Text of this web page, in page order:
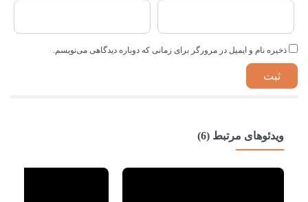
ذخیره نام و ایمیل در مرورگر برای زمانی که دوباره دیدگاهی می‌نویسم.
ویدئوهای مرتبط (6)